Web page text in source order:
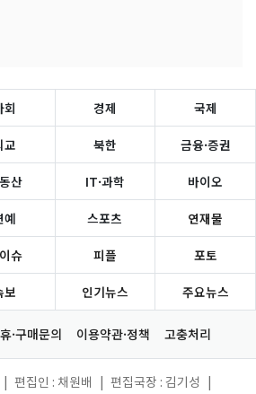
회 경제 국제
교 북한 금융·증권
산 IT·과학 바이오
예 스포츠 연재물
슈 피플 포토
보 인기뉴스 주요뉴스
·구매문의 이용약관·정책 고충처리
편집인 : 채원배 편집국장 : 김기성